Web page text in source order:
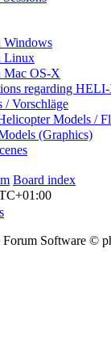
OS-X
regarding
Vorschläge
Models /
(Graphics)
Board index
Software ©